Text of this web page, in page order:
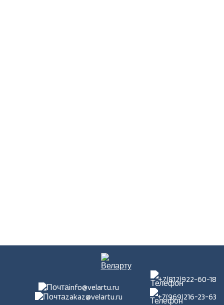
info@velartu.ru
zakaz@velartu.ru
+7(812)922-60-18
+7(969)216-23-63